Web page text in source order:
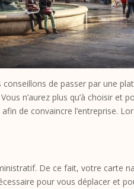
de passer par une
n’aurez plus qu’à choisir
de convaincre l’entreprise.
De ce fait, votre carte
pour vous déplacer et